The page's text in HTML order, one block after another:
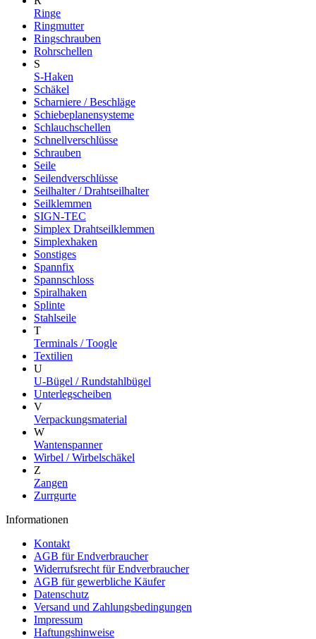
Ringe
Ringmutter
Ringschrauben
Rohrschellen
S
S-Haken
Schäkel
Scharniere / Beschläge
Schiebeplanensysteme
Schlauchschellen
Schnellverschlüsse
Schrauben
Seile
Seilendverschlüsse
Seilhalter / Drahtseilhalter
Seilklemmen
SIGN-TEC
Simplex Drahtseilklemmen
Simplexhaken
Sonstiges
Spannfix
Spannschloss
Spiralhaken
Splinte
Stahlseile
T
Terminals / Toogle
Textilien
U
U-Bügel / Rundstahlbügel
Unterlegscheiben
V
Verpackungsmaterial
W
Wantenspanner
Wirbel / Wirbelschäkel
Z
Zangen
Zurrgurte
Informationen
Kontakt
AGB für Endverbraucher
Widerrufsrecht für Endverbraucher
AGB für gewerbliche Käufer
Datenschutz
Versand und Zahlungsbedingungen
Impressum
Haftungshinweise